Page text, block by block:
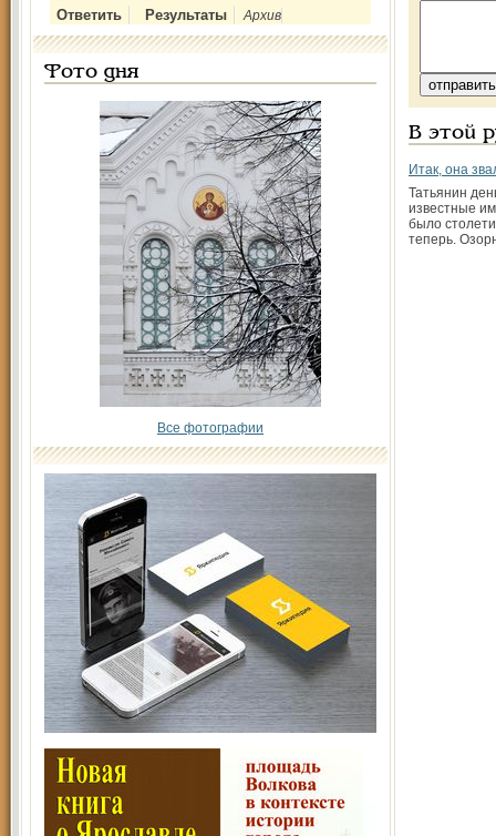
Архив
Фото дня
Все фотографии
В этой
Итак, она
Татьянин
известные
было
теперь.